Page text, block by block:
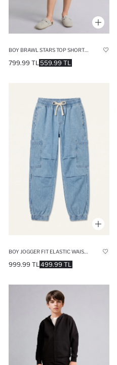
559.99 TL
799.99 TL
499.99 TL
999.99 TL